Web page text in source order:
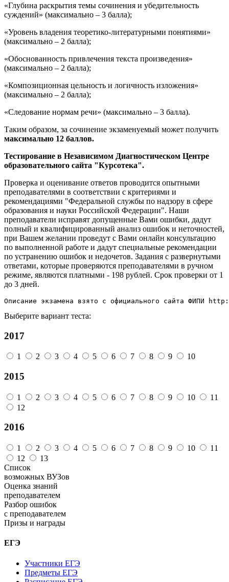
«Глубина раскрытия темы сочинения и убедительность
суждений» (максимально – 3 балла);
«Уровень владения теоретико-литературными понятиями»
(максимально – 2 балла);
«Обоснованность привлечения текста произведения»
(максимально – 2 балла);
«Композиционная цельность и логичность изложения»
(максимально – 2 балла);
«Следование нормам речи» (максимально – 3 балла).
Таким образом, за сочинение экзаменуемый может получить
максимально 12 баллов.
Тестирование в Независимом Диагностическом Центре
образовательного сайта "Курсотека".
Проверка и оценивание ответов проводится опытными
преподавателями в соответствии с критериями и
рекомендациями "Федеральной службы по надзору в сфере
образования и науки Российской Федерации". Наши
преподаватели исправят допущенные Вами ошибки, дадут
полный и квалифицированный анализ ошибок и неточностей,
при Вашем желании проведут с Вами онлайн консультацию
по выполненной работе и дадут специальные рекомендации
по устранению ошибок и недочетов. Задания с развернутыми
ответами, которые проверяются преподавателями в ручном
режиме, являются платными - 198 рублей. Срок проверки от 1
до 3 дней.
Описание экзамена взято с официального сайта ФИПИ
Выберите вариант теста:
2017
1 2 3 4 5 6 7 8 9 10
2015
1 2 3 4 5 6 7 8 9 10
11
12
2016
1 2 3 4 5 6 7 8 9 10
11
12
13
Список
возможных ВУЗов
Оценка знаний
преподавателем
Разбор ошибок
с преподавателем
Призы и награды
ЕГЭ
Участники ЕГЭ
Предметы ЕГЭ